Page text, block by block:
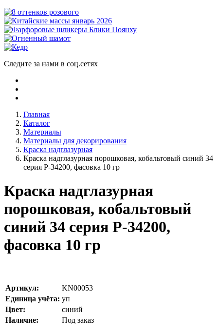
Следите за нами в соц.сетях
Главная
Каталог
Материалы
Материалы для декорирования
Краска надглазурная
Краска надглазурная порошковая, кобальтовый синий 34
серия P-34200, фасовка 10 гр
Краска надглазурная
порошковая, кобальтовый
синий 34 серия P-34200,
фасовка 10 гр
Артикул:
KN00053
Единица учёта: уп
Цвет:
синий
Наличие:
Под заказ